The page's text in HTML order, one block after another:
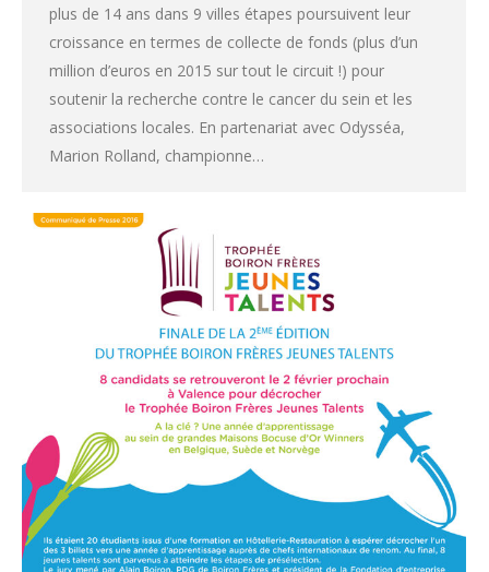
plus de 14 ans dans 9 villes étapes poursuivent leur
croissance en termes de collecte de fonds (plus d’un
million d’euros en 2015 sur tout le circuit !) pour
soutenir la recherche contre le cancer du sein et les
associations locales. En partenariat avec Odysséa,
Marion Rolland, championne…